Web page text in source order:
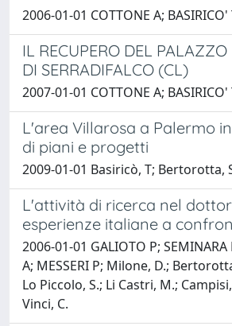
2006-01-01 COTTONE A; BASIRICO'
IL RECUPERO DEL
DI SERRADIFALCO (CL)
2007-01-01 COTTONE A; BASIRICO'
L'area Villarosa a Palermo
di piani e progetti
2009-01-01 Basiricò, T; Bertorotta,
L'attività di ricerca nel
esperienze italiane a
2006-01-01 GALIOTO P; SEMINARA
A; MESSERI P; Milone, D.;
Lo Piccolo, S.; Li Castri, M.;
Vinci, C.